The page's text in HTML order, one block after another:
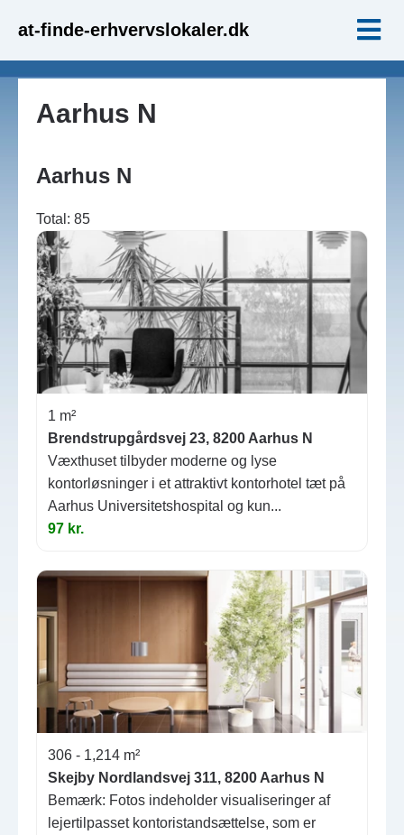
at-finde-erhvervslokaler.dk
Aarhus N
Aarhus N
Total: 85
1 m²
Brendstrupgårdsvej 23, 8200 Aarhus N
Væxthuset tilbyder moderne og lyse
kontorløsninger i et attraktivt kontorhotel tæt på
Aarhus Universitetshospital og kun...
97 kr.
306 - 1,214 m²
Skejby Nordlandsvej 311, 8200 Aarhus N
Bemærk: Fotos indeholder visualiseringer af
lejertilpasset kontoristandsættelse, som er